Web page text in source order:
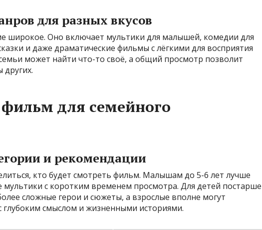
для разных вкусов
широкое. Оно включает мультики для малышей, комедии для
и даже драматические фильмы с лёгкими для восприятия
может найти что-то своё, а общий просмотр позволит
для семейного
и рекомендации
кто будет смотреть фильм. Малышам до 5-6 лет лучше
мультики с коротким временем просмотра. Для детей постарше
сложные герои и сюжеты, а взрослые вполне могут
глубоким смыслом и жизненными историями.